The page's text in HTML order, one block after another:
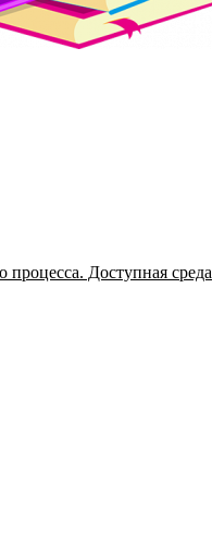
процесса. Доступная среда